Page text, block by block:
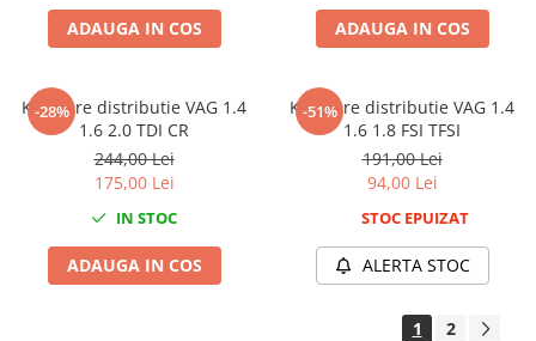
Capre Auto
Cricuri Hidraulice
Surubelnite Si Biti
Truse de biti
Truse de surubelnite
Vulcanizare
Masini de dejantat roti
Masini de echilibrat roti
Piese de schimb
ADAUGA IN COS ADAUGA IN COS
-28%
Kit fixare distributie VAG 1.4
1.6 2.0 TDI CR
244,00 Lei
175,00 Lei
IN STOC
ADAUGA IN COS
-51%
Kit fixare distributie VAG 1.4
1.6 1.8 FSI TFSI
191,00 Lei
94,00 Lei
STOC EPUIZAT
ALERTA STOC
1 2